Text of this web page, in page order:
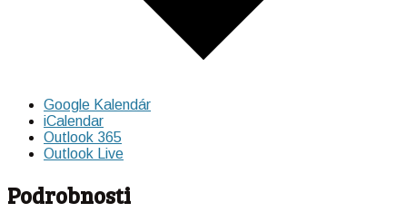
Google Kalendár
iCalendar
Outlook 365
Outlook Live
Podrobnosti